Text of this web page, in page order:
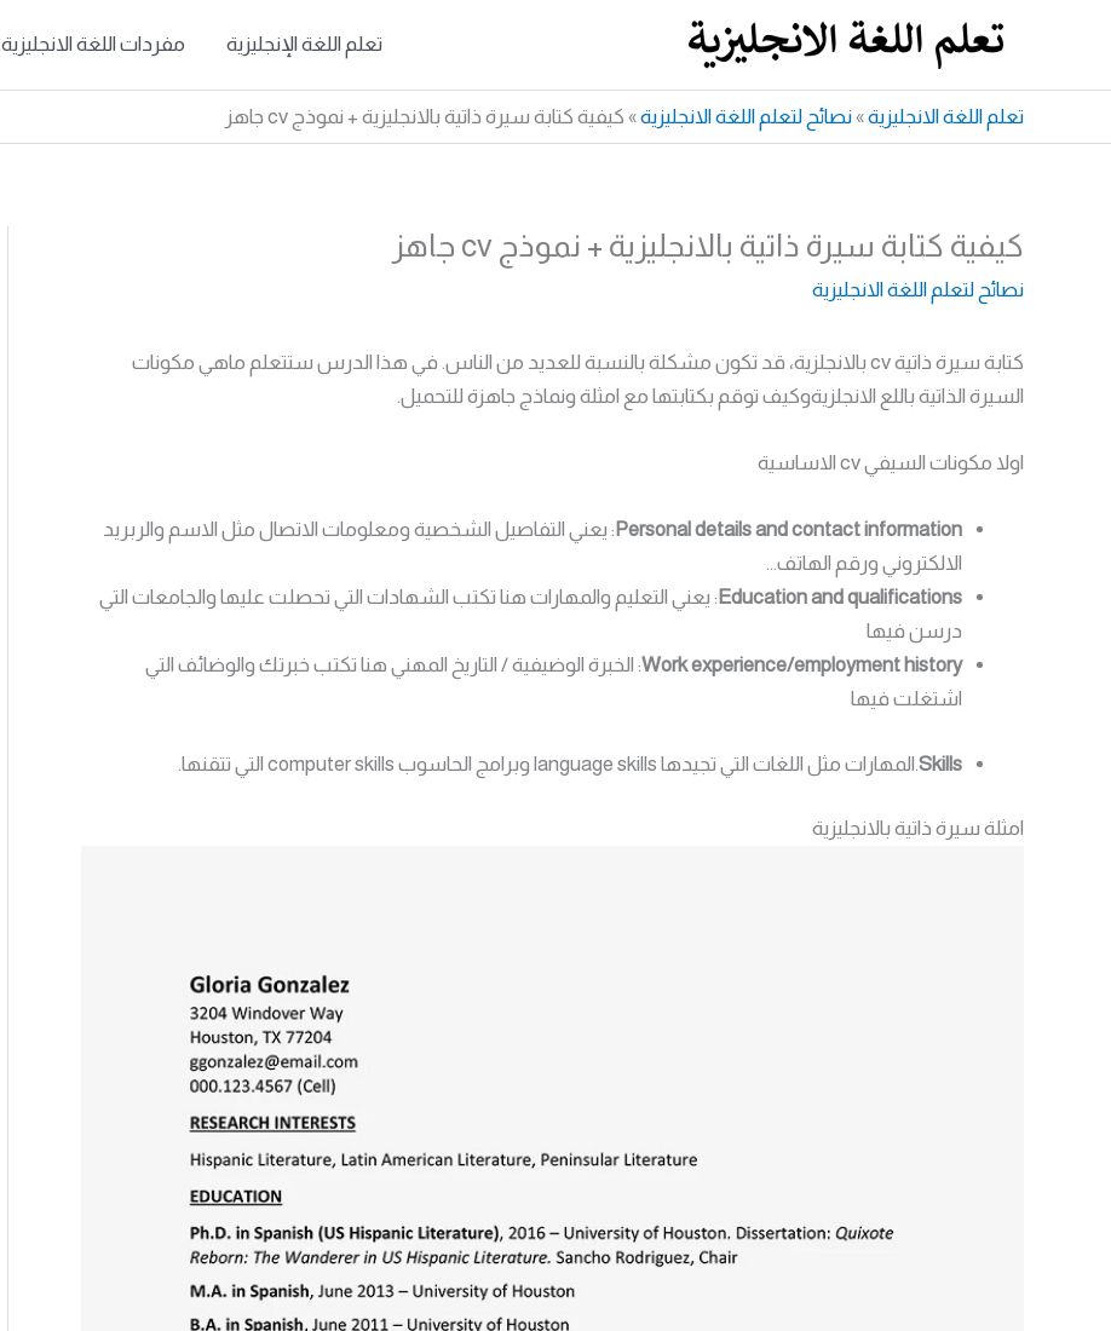
تعلم اللغة الإنجليزية مفردات اللغة الانجليزية
تعلم اللغة الانجليزية»نصائح لتعلم اللغة الانجليزية» كيفية كتابة سيرة ذاتية بالانجليزية + نموذج cv جاهز
كيفية كتابة سيرة ذاتية بالانجليزية + نموذج cv جاهز
نصائح لتعلم اللغة الانجليزية
كتابة سيرة ذاتية cv بالانجلزية، قد تكون مشكلة بالنسبة للعديد من الناس. في هذا الدرس ستتعلم ماهي مكونات
السيرة الذاتية باللع الانجلزيةوكيف توقم بكتابتها مع امثلة ونماذج جاهزة للتحميل.
اولا مكونات السيفي cv الاساسية
Personal details and contact information : يعني التفاصيل الشخصية ومعلومات الاتصال مثل الاسم والربريد
الالكتروني ورقم الهاتف…
Education and qualifications : يعني التعليم والمهارات هنا تكتب الشهادات التي تحصلت عليها والجامعات التي
درسن فيها
Work experience/employment history: الخبرة الوضيفية / التاريخ المهني هنا تكتب خبرتك والوضائف التي
اشتغلت فيها
Skills.المهارات مثل اللغات التي تجيدها language skills وبرامج الحاسوب computer skills التي تتقنها.
امثلة سيرة ذاتية بالانجليزية